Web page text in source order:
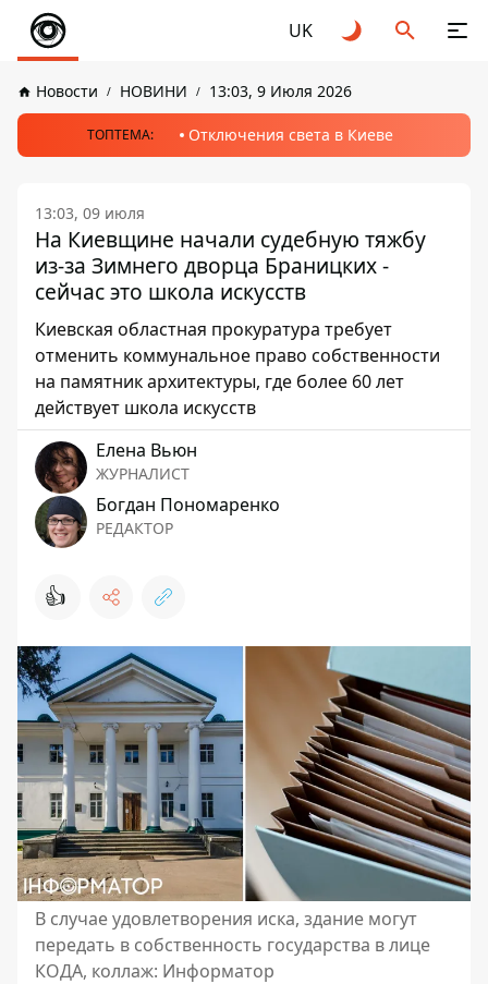
UK
Новости НОВИНИ 13:03, 9 Июля 2026
ТОПТЕМА: Отключения света в Киеве
13:03, 09 июля
На Киевщине начали судебную тяжбу
из-за Зимнего дворца Браницких -
сейчас это школа искусств
Киевская областная прокуратура требует
отменить коммунальное право собственности
на памятник архитектуры, где более 60 лет
действует школа искусств
Елена Вьюн
ЖУРНАЛИСТ
Богдан Пономаренко
РЕДАКТОР
👍
В случае удовлетворения иска, здание могут
передать в собственность государства в лице
КОДА, коллаж: Информатор